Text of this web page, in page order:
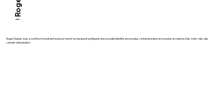
Roger Dubuis nous a confié un travail de fond pour nourrir la marque et préfigurer une nouvelle identité, encore plus contemporaine, encore plus en rupture. Des mots-clés, des
carnets d’inspiration.​